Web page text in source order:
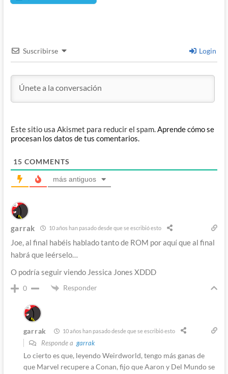
Suscribirse Login
Este sitio usa Akismet para reducir el spam.Aprende cómo se
procesan los datos de tus comentarios.
15 COMMENTS
más antiguos
garrak 10 años han pasado desde que se escribió esto
Joe, al final habéis hablado tanto de ROM por aquí que al final
habrá que leérselo…
O podría seguir viendo Jessica Jones XDDD
0 Responder
garrak 10 años han pasado desde que se escribió esto
Responde a garrak
Lo cierto es que, leyendo Weirdworld, tengo más ganas de
que Marvel recupere a Conan, fijo que Aaron y Del Mundo se